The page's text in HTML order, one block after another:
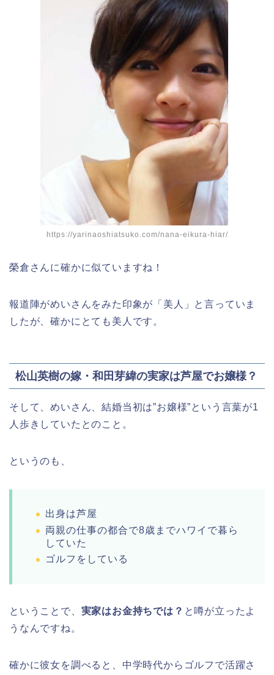
https://yarinaoshiatsuko.com/nana-eikura-hiar/
榮倉さんに確かに似ていますね！
報道陣がめいさんをみた印象が「美人」と言っていま
したが、確かにとても美人です。
松山英樹の嫁・和田芽緯の実家は芦屋でお嬢様？
そして、めいさん、結婚当初は”お嬢様”という言葉が1
人歩きしていたとのこと。
というのも、
出身は芦屋
両親の仕事の都合で8歳までハワイで暮ら
していた
ゴルフをしている
ということで、 実家はお金持ちでは？ と噂が立ったよ
うなんですね。
確かに彼女を調べると、中学時代からゴルフで活躍さ